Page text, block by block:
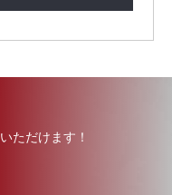
ただけます！